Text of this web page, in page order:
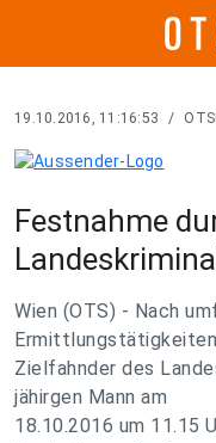
19.10.2016, 11:16:53 /
Festnahme
Wien (OTS) - Nach
Zielfahnder des
jähirgen Mann am
18.10.2016 um 11.15